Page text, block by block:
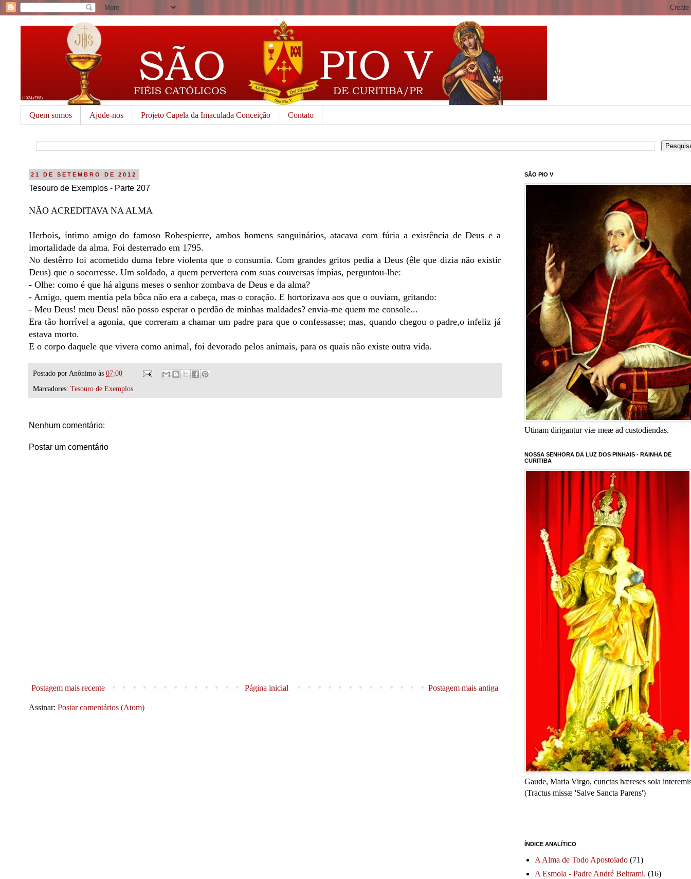
Quem somos Ajude-nos Projeto Capela da Imaculada Conceição Contato
21 DE SETEMBRO DE 2012
Tesouro de Exemplos - Parte 207
NÃO ACREDITAVA NA ALMA
Herbois, íntimo amigo do famoso Robespierre, ambos homens sanguinários, atacava com fúria a existência de Deus e a
imortalidade da alma. Foi desterrado em 1795.
No destêrro foi acometido duma febre violenta que o consumia. Com grandes gritos pedia a Deus (êle que dizia não existir
Deus) que o socorresse. Um soldado, a quem pervertera com suas couversas ímpias, perguntou-lhe:
- Olhe: como é que há alguns meses o senhor zombava de Deus e da alma?
- Amigo, quem mentia pela bôca não era a cabeça, mas o coração. E hortorizava aos que o ouviam, gritando:
- Meu Deus! meu Deus! não posso esperar o perdão de minhas maldades? envia-me quem me console...
Era tão horrível a agonia, que correram a chamar um padre para que o confessasse; mas, quando chegou o padre,o infeliz já
estava morto.
E o corpo daquele que vivera como animal, foi devorado pelos animais, para os quais não existe outra vida.
Postado por Anônimo às 07:00
Marcadores: Tesouro de Exemplos
Nenhum comentário:
Postar um comentário
Postagem mais recente Postagem mais antiga
Página inicial
Assinar: Postar comentários (Atom)
SÃO PIO V
Utinam dirigantur viæ meæ ad custodiendas.
NOSSA SENHORA DA LUZ DOS PINHAIS - RAINHA DE
CURITIBA
Gaude, Maria Virgo, cunctas hæreses sola
(Tractus missæ 'Salve Sancta Parens')
ÍNDICE ANALÍTICO
A Alma de Todo Apostolado (71)
A Esmola - Padre André Beltrami. (16)